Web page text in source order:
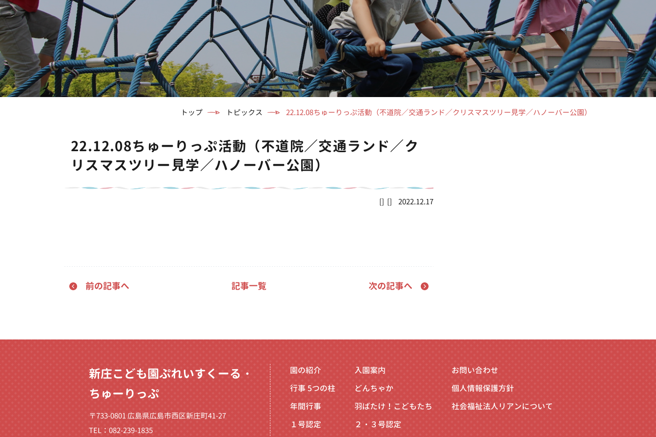
トップ トピックス 22.12.08ちゅーりっぷ活動（不道院／交通ランド／クリスマスツリー見学／ハノーバー公園）
22.12.08ちゅーりっぷ活動（不道院／交通ランド／ク
リスマスツリー見学／ハノーバー公園）
2022.12.17
前の記事へ 記事一覧 次の記事へ
新庄こども園ぷれいすくーる・
ちゅーりっぷ
〒733-0801 広島県広島市西区新庄町41-27
TEL：082-239-1835
園の紹介
行事5つの柱
年間行事
１号認定
入園案内
どんちゃか
羽ばたけ！こどもたち
２・３号認定
お問い合わせ
個人情報保護方針
社会福祉法人リアンについて